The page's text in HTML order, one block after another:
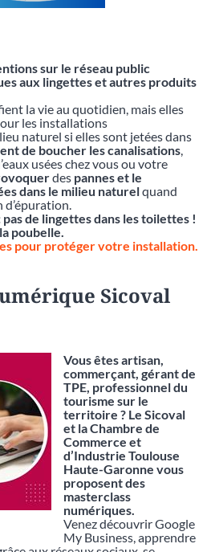
sur le réseau public
aux lingettes et autres produits
la vie au quotidien, mais elles
les installations
naturel si elles sont jetées dans
de boucher les canalisations,
usées chez vous ou votre
des pannes et le
dans le milieu naturelquand
de lingettes dans les toilettes !
poubelle.
pour protéger votre installation.
Sicoval
Vous êtes artisan,
commerçant, gérant de
TPE, professionnel du
tourisme sur le
territoire ? Le Sicoval
et la Chambre de
Commerce et
d’Industrie Toulouse
Haute-Garonne vous
proposent des
masterclass
numériques.
Venez découvrir Google
My Business, apprendre